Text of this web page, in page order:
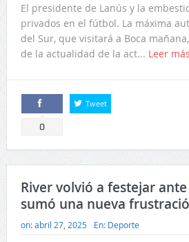
El presidente de Lanús y la
privados en el fútbol. La máxima
del Sur, que visitará a Boca
de la actualidad de la act... Leer más
Comparte
0
Tweet
River volvió a festejar
sumó una nueva
on:abril 27, 2025 En: Deporte